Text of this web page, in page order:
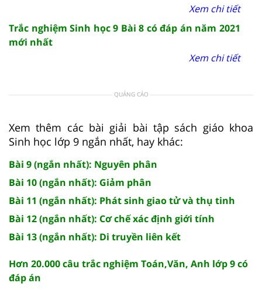
Xem chi tiết
Trắc nghiệm Sinh học 9 Bài 8 có đáp án năm 2021
mới nhất
Xem chi tiết
QUẢNG CÁO
Xem thêm các bài giải bài tập sách giáo khoa
Sinh học lớp 9 ngắn nhất, hay khác:
Bài 9 (ngắn nhất): Nguyên phân
Bài 10 (ngắn nhất): Giảm phân
Bài 11 (ngắn nhất): Phát sinh giao tử và thụ tinh
Bài 12 (ngắn nhất): Cơ chế xác định giới tính
Bài 13 (ngắn nhất): Di truyền liên kết
Hơn 20.000 câu trắc nghiệm Toán,Văn, Anh lớp 9 có
đáp án